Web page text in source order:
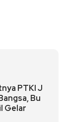
PTKI J
Bu
Gelar